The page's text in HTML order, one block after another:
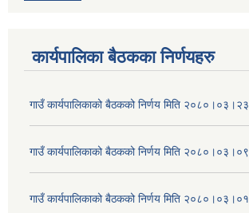
कार्यपालिका बैठकका निर्णयहरु
गाउँ कार्यपालिकाको बैठकको निर्णय मिति २०८०।०३।२३
गाउँ कार्यपालिकाको बैठकको निर्णय मिति २०८०।०३।०९
गाउँ कार्यपालिकाको बैठकको निर्णय मिति २०८०।०३।०१